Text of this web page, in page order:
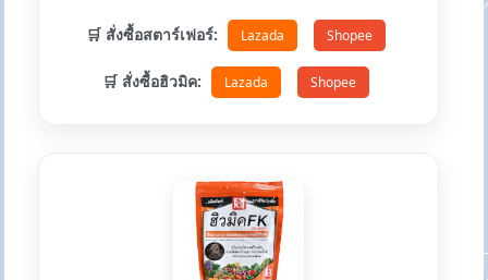
🛒 สั่งซื้อสตาร์เฟอร์: Lazada Shopee
🛒 สั่งซื้อฮิวมิค: Lazada Shopee